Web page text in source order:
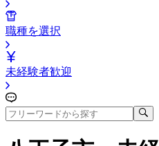
職種を選択
未経験者歓迎